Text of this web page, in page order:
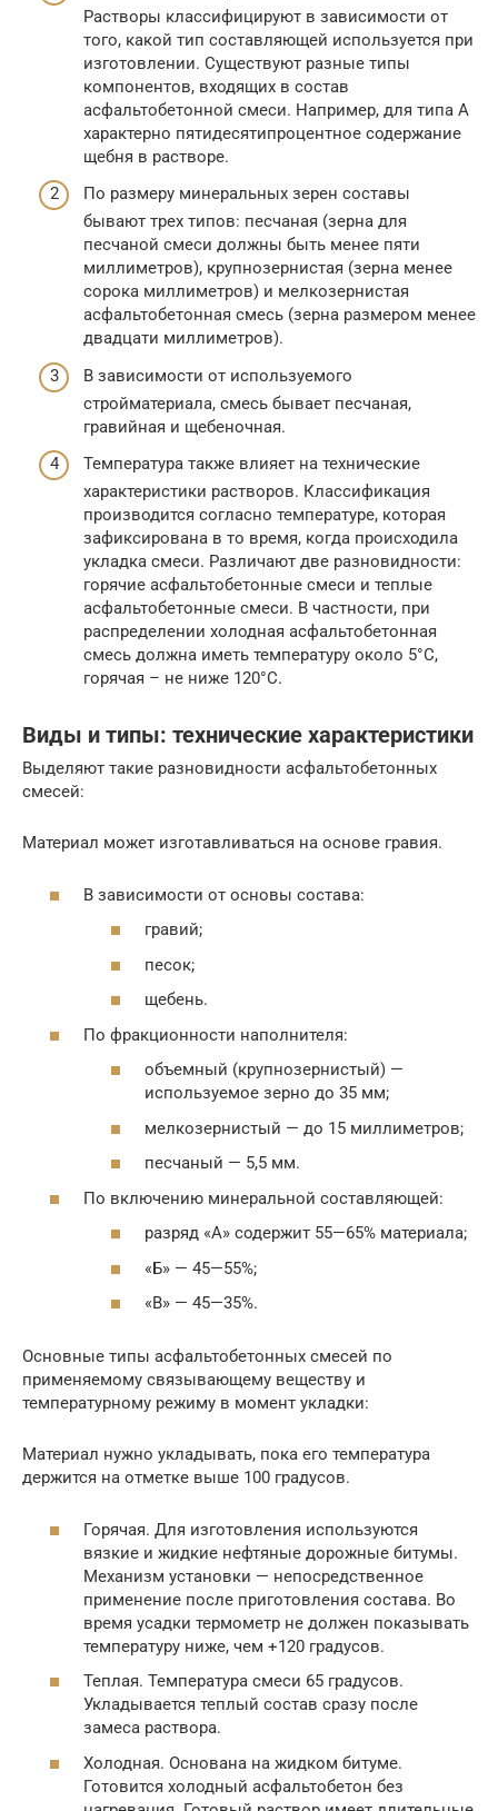
Растворы классифицируют в зависимости от
того, какой тип составляющей используется при
изготовлении. Существуют разные типы
компонентов, входящих в состав
асфальтобетонной смеси. Например, для типа А
характерно пятидесятипроцентное содержание
щебня в растворе.
По размеру минеральных зерен составы
бывают трех типов: песчаная (зерна для
песчаной смеси должны быть менее пяти
миллиметров), крупнозернистая (зерна менее
сорока миллиметров) и мелкозернистая
асфальтобетонная смесь (зерна размером менее
двадцати миллиметров).
В зависимости от используемого
стройматериала, смесь бывает песчаная,
гравийная и щебеночная.
Температура также влияет на технические
характеристики растворов. Классификация
производится согласно температуре, которая
зафиксирована в то время, когда происходила
укладка смеси. Различают две разновидности:
горячие асфальтобетонные смеси и теплые
асфальтобетонные смеси. В частности, при
распределении холодная асфальтобетонная
смесь должна иметь температуру около 5°С,
горячая – не ниже 120°С.
Виды и типы: технические характеристики
Выделяют такие разновидности асфальтобетонных
смесей:
Материал может изготавливаться на основе гравия.
В зависимости от основы состава:
гравий;
песок;
щебень.
По фракционности наполнителя:
объемный (крупнозернистый) —
используемое зерно до 35 мм;
мелкозернистый — до 15 миллиметров;
песчаный — 5,5 мм.
По включению минеральной составляющей:
разряд «А» содержит 55—65% материала;
«Б» — 45—55%;
«В» — 45—35%.
Основные типы асфальтобетонных смесей по
применяемому связывающему веществу и
температурному режиму в момент укладки:
Материал нужно укладывать, пока его температура
держится на отметке выше 100 градусов.
Горячая. Для изготовления используются
вязкие и жидкие нефтяные дорожные битумы.
Механизм установки — непосредственное
применение после приготовления состава. Во
время усадки термометр не должен показывать
температуру ниже, чем +120 градусов.
Теплая. Температура смеси 65 градусов.
Укладывается теплый состав сразу после
замеса раствора.
Холодная. Основана на жидком битуме.
Готовится холодный асфальтобетон без